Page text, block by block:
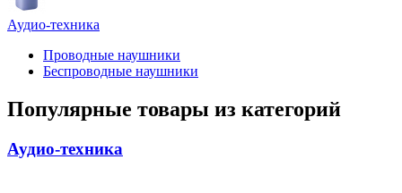
Аудио-техника
Проводные наушники
Беспроводные наушники
Популярные товары из категорий
Аудио-техника